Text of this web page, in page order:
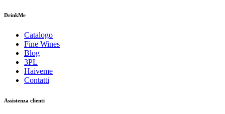
DrinkMe
Catalogo
Fine Wines
Blog
3PL
Haiveme
Contatti
Assistenza clienti